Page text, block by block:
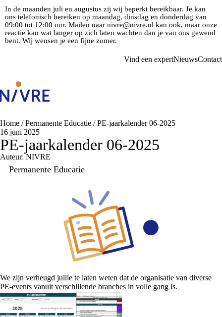
In de maanden juli en augustus zij wij beperkt bereikbaar. Je kan
ons telefonisch bereiken op maandag, dinsdag en donderdag van
09:00 tot 12:00 uur. Mailen naar nivre@nivre.nl kan ook, maar onze
reactie kan wat langer op zich laten wachten dan je van ons gewend
bent. Wij wensen je een fijne zomer.
Vind een expertNieuwsContact
Home /Permanente Educatie /PE-jaarkalender 06-2025
16 juni 2025
PE-jaarkalender 06-2025
Auteur: NIVRE
Permanente Educatie
We zijn verheugd jullie te laten weten dat de organisatie van diverse
PE-events vanuit verschillende branches in volle gang is.